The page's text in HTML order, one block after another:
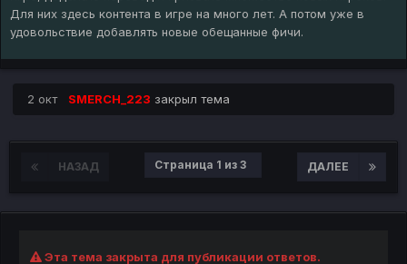
Для них здесь контента в игре на много лет. А потом уже в
удовольствие добавлять новые обещанные фичи.
2 окт SMERCH_223 закрыл тема
НАЗАД ДАЛЕЕ
Страница 1 из 3
Эта тема закрыта для публикации ответов.